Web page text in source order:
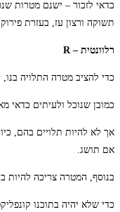
כדאי לזכור – ישנם מטרות
תשוקה ורצון עז, בעזרת
רלוונטית – R
כדי להציב מטרה התלויה
כמובן שנוכל ולעיתים כדאי
אך לא להיות תלויים בהם,
אם תושג.
בנוסף, המטרה צריכה להיות
כדי שלא יהיה בתוכנו